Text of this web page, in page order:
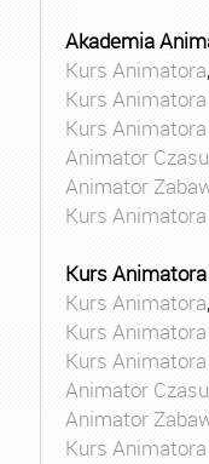
Akademia
Kurs Animatora,
Kurs
Kurs
Animator
Animator
Kurs
Kurs Animatora
Kurs Animatora,
Kurs
Kurs
Animator
Animator
Kurs